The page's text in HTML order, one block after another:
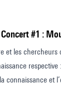
Concert #1 :
et les chercheurs
connaissance et